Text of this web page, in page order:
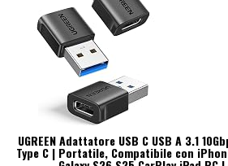
UGREEN Adattatore USB C USB A 3.1
Type C | Portatile, Compatibile con